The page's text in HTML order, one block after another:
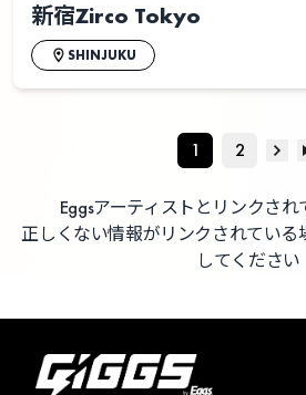
新宿Zirco Tokyo
SHINJUKU
1 2
Eggsアーティストとリンクされ
正しくない情報がリンクされている
してください